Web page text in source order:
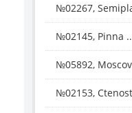
№02267,
№02145, Pinna
№05892,
№02153,